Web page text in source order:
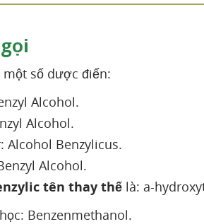
một số dược điển:
Alcohol.
Alcohol.
Alcohol Benzylicus.
Alcohol.
tên thay thếlà: a-
Benzenmethanol.